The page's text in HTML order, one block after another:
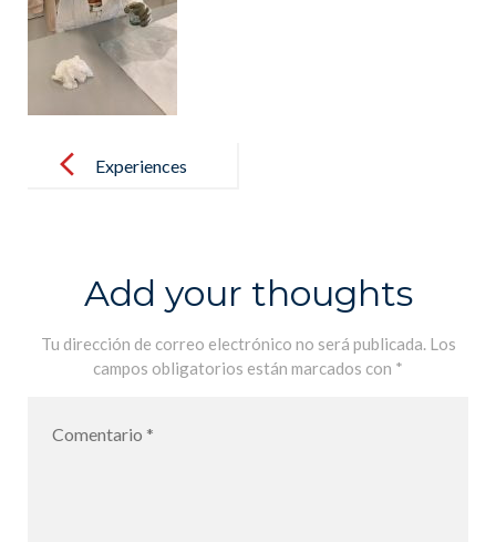
navigationExperiences
de Fisica y
Quimica
Add your thoughts
Tu dirección de correo electrónico no será publicada. Los
campos obligatorios están marcados con *